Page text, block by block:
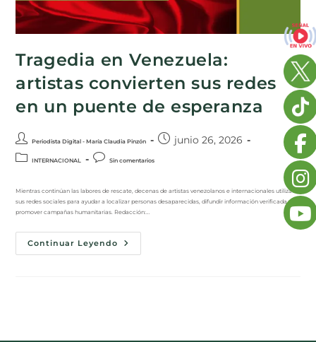
Tragedia en Venezuela:
artistas convierten sus redes
en un puente de esperanza
Periodista Digital - María Claudia Pinzón junio 26, 2026
INTERNACIONAL Sin comentarios
Mientras continúan las labores de rescate, decenas de artistas venezolanos e internacionales utilizan
sus redes sociales para ayudar a localizar personas desaparecidas, difundir información verificada y
promover campañas humanitarias. Redacción:…
Continuar Leyendo